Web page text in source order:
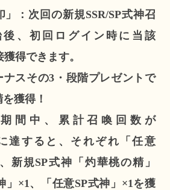
」：次回の新規SSR/SP式神召
、初回ログイン時に当該
得できます。
スその3・段階プレゼントで
獲得！
間中、累計召喚回数が
に達すると、それぞれ「任意
新規SP式神「灼華桃の精」
」×1、「任意SP式神」×1を獲